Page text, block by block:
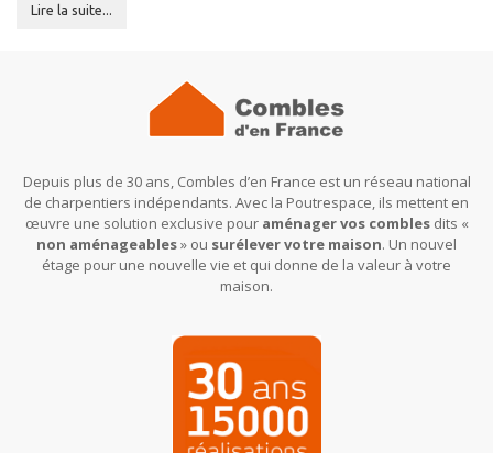
Lire la suite...
Depuis plus de 30 ans, Combles d’en France est un réseau national
de charpentiers indépendants. Avec la Poutrespace, ils mettent en
œuvre une solution exclusive pour aménager vos comblesdits «
non aménageables» ou surélever votre maison. Un nouvel
étage pour une nouvelle vie et qui donne de la valeur à votre
maison.